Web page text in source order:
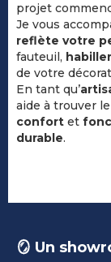
projet
Je vous
reflète votre
fauteuil, habiller
de votre
En tant qu’
aide à trouver
confort et
durable.
🪞 Un